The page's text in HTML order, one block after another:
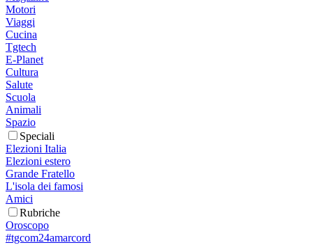
Motori
Viaggi
Cucina
Tgtech
E-Planet
Cultura
Salute
Scuola
Animali
Spazio
Speciali
Elezioni Italia
Elezioni estero
Grande Fratello
L'isola dei famosi
Amici
Rubriche
Oroscopo
#tgcom24amarcord